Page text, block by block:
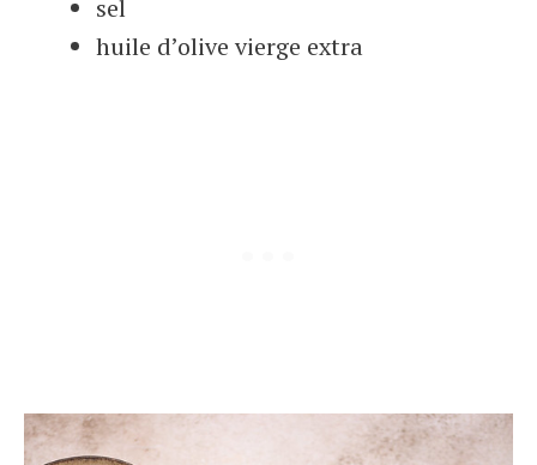
sel
huile d’olive vierge extra